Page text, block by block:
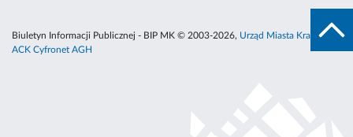
Biuletyn Informacji Publicznej - BIP MK © 2003-2026, Urząd Miasta Krakowa
ACK Cyfronet AGH